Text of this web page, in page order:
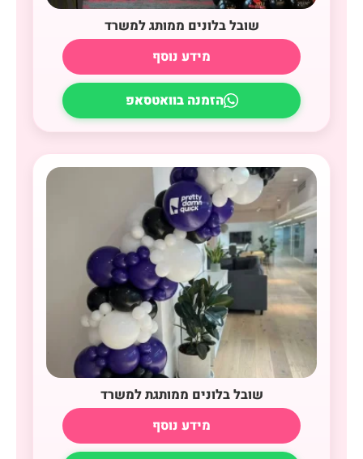
שובל בלונים ממותג למשרד
מידע נוסף
הזמנה בוואטסאפ
שובל בלונים ממותגת למשרד
מידע נוסף